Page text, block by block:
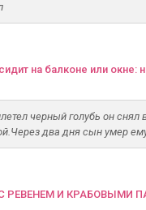
на балконе или окне:
черный голубь он снял
два дня сын умер
РЕВЕНЕМ И КРАБОВЫМИ